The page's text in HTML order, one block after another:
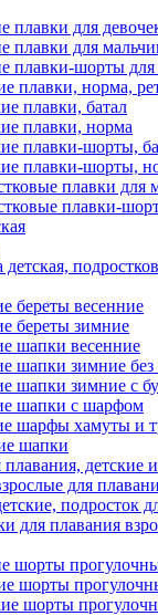
плавки для
плавки для
плавки-шорты
плавки, норма,
плавки, батал
плавки, норма
плавки-шорты,
плавки-шорты,
плавки для
плавки-
береты весенние
береты зимние
шапки весенние
шапки зимние без
шапки зимние с
шапки с шарфом
шарфы хамуты и
шапки
детские
для
подросток
для плавания
шорты
шорты
шорты